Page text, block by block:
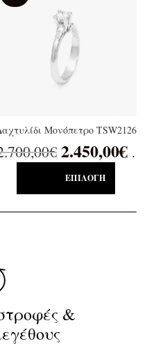
Μονόπετρο TSW2126
€ 2.450,00€ .
ΕΠΙΛΟΓΉ
&